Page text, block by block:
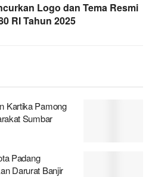
Logo dan Tema Resmi
RI Tahun 2025
Kartika Pamong
Sumbar
Padang
Darurat Banjir